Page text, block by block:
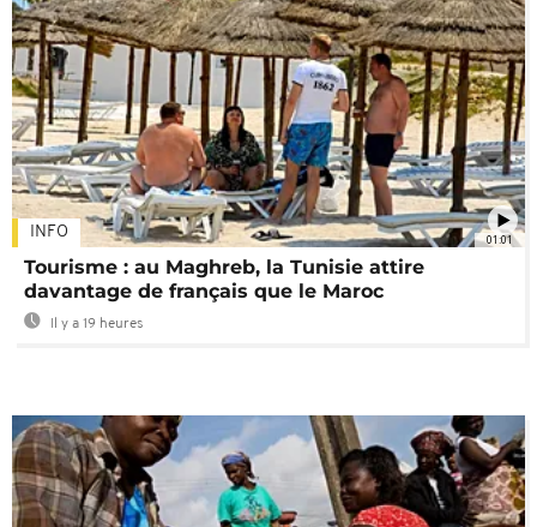
01:01
INFO
Tourisme : au Maghreb, la Tunisie attire
davantage de français que le Maroc
Il y a 19 heures